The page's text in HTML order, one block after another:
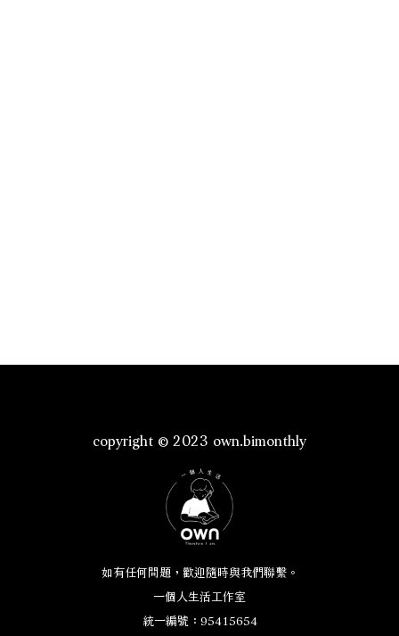
copyright © 2023 own.bimonthly
如有任何問題，歡迎隨時與我們聯繫。
一個人生活工作室
統一編號：95415654